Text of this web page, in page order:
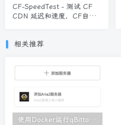
CF-SpeedTest - 测试 CF
CDN 延迟和速度，CF自选
相关推荐
使用Docker运行qBittorrent，并通过WEB界面管理